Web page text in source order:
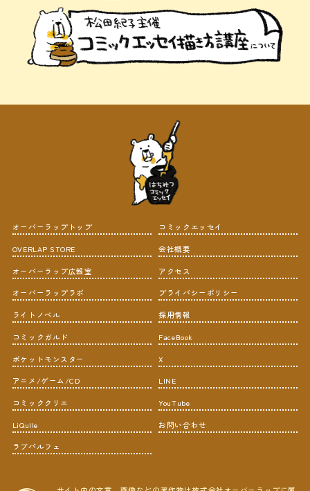
オーバーラップトップ
OVERLAP STORE
オーバーラップ広報室
オーバーラップラボ
ライトノベル
コミックガルド
ポケットモンスター
アニメ/ゲーム/CD
コミッククリエ
LiQulle
ラブパルフェ
コミックエッセイ
会社概要
アクセス
プライバシーポリシー
採用情報
FaceBook
X
LINE
YouTube
お問い合わせ